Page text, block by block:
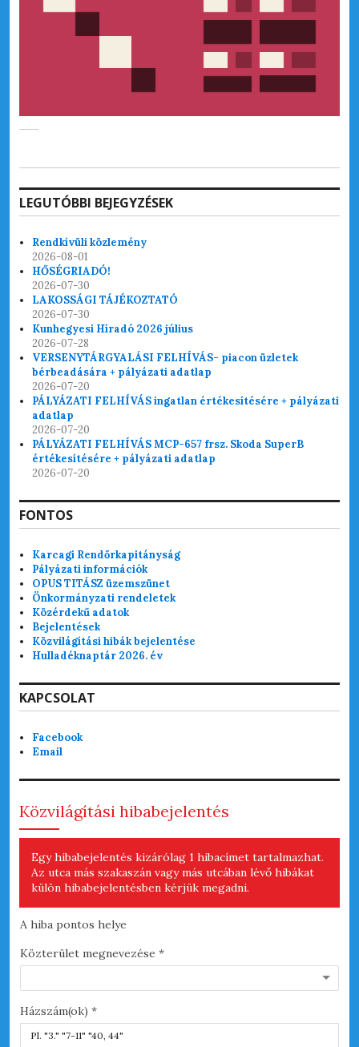
LEGUTÓBBI BEJEGYZÉSEK
Rendkívüli közlemény
2026-08-01
HŐSÉGRIADÓ!
2026-07-30
LAKOSSÁGI TÁJÉKOZTATÓ
2026-07-30
Kunhegyesi Híradó 2026 július
2026-07-28
VERSENYTÁRGYALÁSI FELHÍVÁS- piacon üzletek
bérbeadására + pályázati adatlap
2026-07-20
PÁLYÁZATI FELHÍVÁS ingatlan értékesítésére + pályázati
adatlap
2026-07-20
PÁLYÁZATI FELHÍVÁS MCP-657 frsz. Skoda SuperB
értékesítésére + pályázati adatlap
2026-07-20
FONTOS
Karcagi Rendőrkapitányság
Pályázati információk
OPUS TITÁSZ üzemszünet
Önkormányzati rendeletek
Közérdekű adatok
Bejelentések
Közvilágítási hibák bejelentése
Hulladéknaptár 2026. év
KAPCSOLAT
Facebook
Email
Közvilágítási hibabejelentés
Egy hibabejelentés kizárólag 1 hibacímet tartalmazhat.
Az utca más szakaszán vagy más utcában lévő hibákat
külön hibabejelentésben kérjük megadni.
A hiba pontos helye
Közterület megnevezése *
Házszám(ok) *